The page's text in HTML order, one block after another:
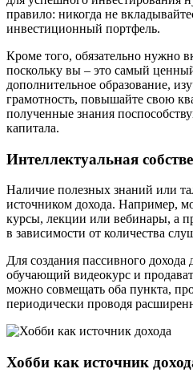
правило: никогда не
инвестиционный портфель.
Кроме того, обязательно нужно
поскольку вы – это самый
дополнительное образование,
грамотность, повышайте свою
полученные знания
капитала.
Интеллектуальная
Наличие полезных знаний или
источником дохода. Например,
курсы, лекции или вебинары, а
в зависимости от количества
Для создания пассивного дохода
обучающий видеокурс и
можно совмещать оба пункта,
периодически проводя
Хобби как источник